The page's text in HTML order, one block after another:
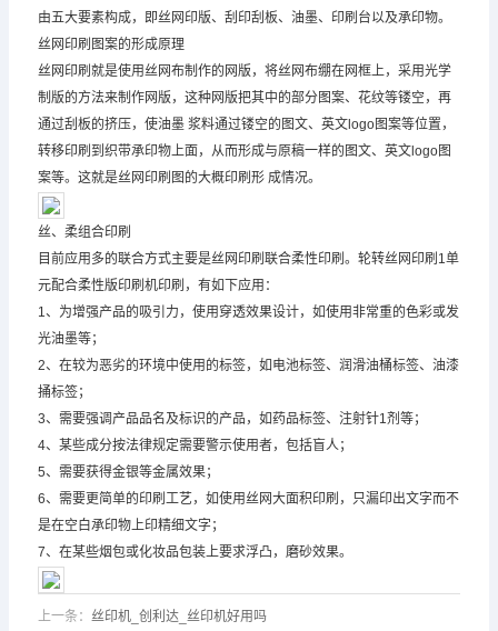
由五大要素构成，即丝网印版、刮印刮板、油墨、印刷台以及承印物。
丝网印刷图案的形成原理
丝网印刷就是使用丝网布制作的网版，将丝网布绷在网框上，采用光学
制版的方法来制作网版，这种网版把其中的部分图案、花纹等镂空，再
通过刮板的挤压，使油墨 浆料通过镂空的图文、英文logo图案等位置，
转移印刷到织带承印物上面，从而形成与原稿一样的图文、英文logo图
案等。这就是丝网印刷图的大概印刷形 成情况。
丝、柔组合印刷
目前应用多的联合方式主要是丝网印刷联合柔性印刷。轮转丝网印刷1单
元配合柔性版印刷机印刷，有如下应用：
1、为增强产品的吸引力，使用穿透效果设计，如使用非常重的色彩或发
光油墨等；
2、在较为恶劣的环境中使用的标签，如电池标签、润滑油桶标签、油漆
捅标签；
3、需要强调产品品名及标识的产品，如药品标签、注射针1剂等；
4、某些成分按法律规定需要警示使用者，包括盲人；
5、需要获得金银等金属效果；
6、需要更简单的印刷工艺，如使用丝网大面积印刷，只漏印出文字而不
是在空白承印物上印精细文字；
7、在某些烟包或化妆品包装上要求浮凸，磨砂效果。
上一条： 丝印机_创利达_丝印机好用吗